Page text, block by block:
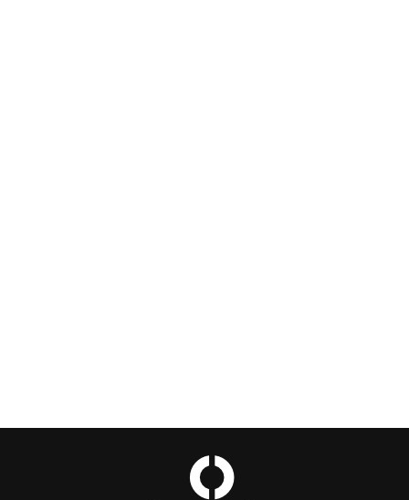
Commerce Design Strasbourg